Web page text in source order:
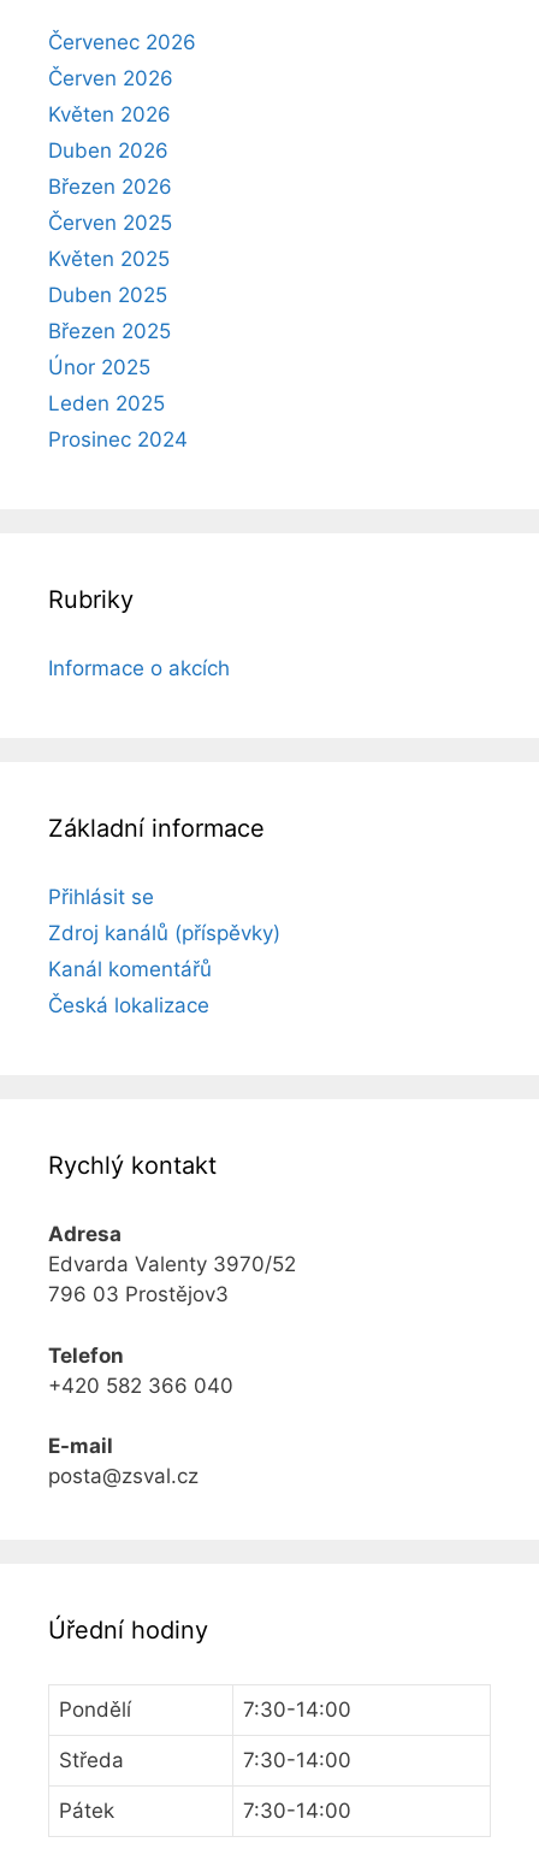
Červenec 2026
Červen 2026
Květen 2026
Duben 2026
Březen 2026
Červen 2025
Květen 2025
Duben 2025
Březen 2025
Únor 2025
Leden 2025
Prosinec 2024
Rubriky
Informace o akcích
Základní informace
Přihlásit se
Zdroj kanálů (příspěvky)
Kanál komentářů
Česká lokalizace
Rychlý kontakt
Adresa
Edvarda Valenty 3970/52
796 03 Prostějov3
Telefon
+420 582 366 040
E-mail
posta@zsval.cz
Úřední hodiny
Pondělí 7:30-14:00
Středa 7:30-14:00
Pátek 7:30-14:00